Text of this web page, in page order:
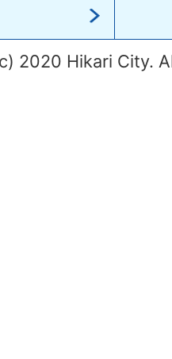
2020 Hikari City.